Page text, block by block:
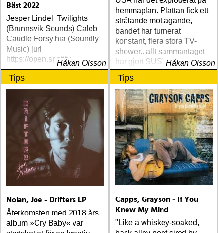
Bäst 2022
Jesper Lindell Twilights
(Brunnsvik Sounds) Caleb
Caudle Forsythia (Soundly
Music) [url
https://open.spotifyHåkan Olsson
hemmaplan. Plattan fick ett
strålande mottagande,
bandet har turnerat
konstant, flera stora TV-
shower...allt sammantaget
har gjort SUSTO till ett hett
namn
Håkan Olsson
Tips
Nolan, Joe - Drifters LP
Återkomsten med 2018 års
album »Cry Baby« var
Tips
Capps, Grayson - If You
Knew My Mind
"Like a whiskey-soaked,